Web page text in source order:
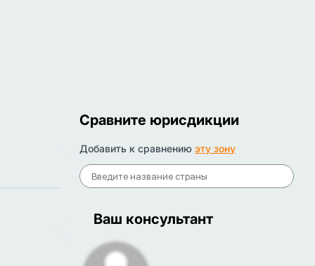
Сравните юрисдикции
Добавить к сравнению эту зону
Ваш консультант